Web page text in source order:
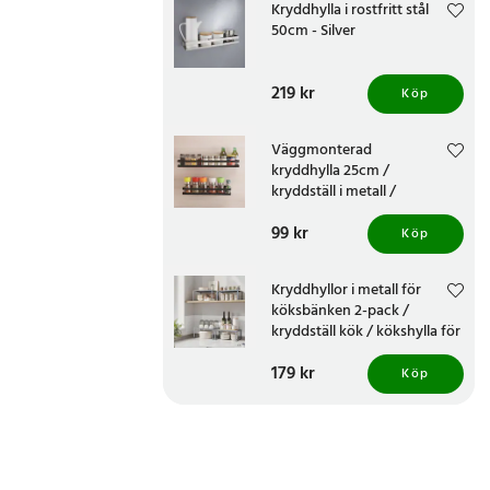
Kryddhylla i rostfritt stål
50cm - Silver
Pris :219 kr
219 kr Köp
Väggmonterad
kryddhylla 25cm /
kryddställ i metall /
Pris:99 kr
99 kr Köp
Kryddhyllor i metall för
köksbänken 2-pack /
kryddställ kök / kökshylla för
Pris :179 kr
179 kr Köp